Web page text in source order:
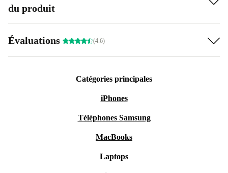
du produit
Évaluations (4.6)
Catégories principales
iPhones
Téléphones Samsung
MacBooks
Laptops